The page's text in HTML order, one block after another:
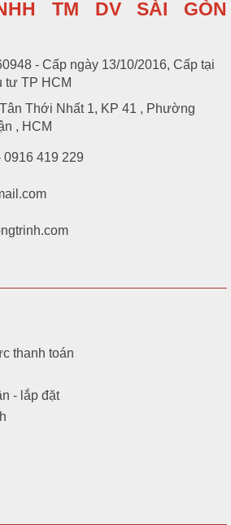
TM DV SÀI GÒN
- Cấp ngày 13/10/2016, Cấp tại
tư TP HCM
Thới Nhất 1, KP 41 , Phường
, HCM
0916 419 229
thanh toán
- lắp đặt